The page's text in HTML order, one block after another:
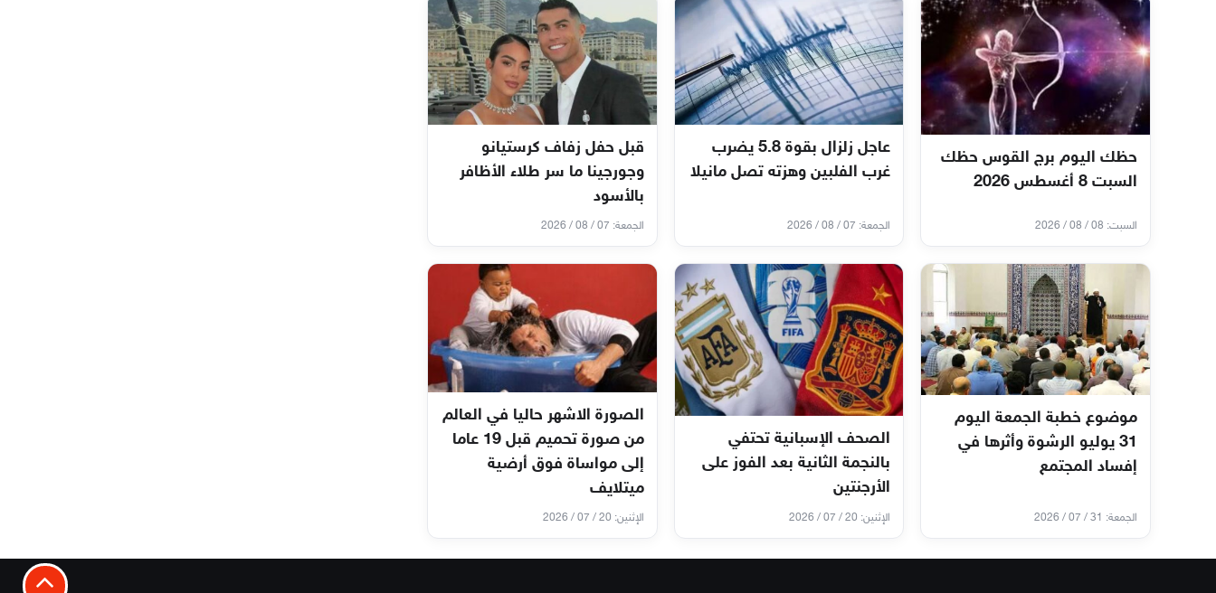
حظك اليوم برج القوس حظك
السبت 8 أغسطس 2026
السبت: 08 / 08 / 2026
عاجل زلزال بقوة 5.8 يضرب
غرب الفلبين وهزته تصل مانيلا
الجمعة: 07 / 08 / 2026
قبل حفل زفاف كرستيانو
وجورجينا ما سر طلاء الأظافر
بالأسود
الجمعة: 07 / 08 / 2026
موضوع خطبة الجمعة اليوم
31 يوليو الرشوة وأثرها في
إفساد المجتمع
الجمعة: 31 / 07 / 2026
الصحف الإسبانية تحتفي
بالنجمة الثانية بعد الفوز على
الأرجنتين
الإثنين: 20 / 07 / 2026
الصورة الاشهر حاليا في العالم
من صورة تحميم قبل 19 عاما
إلى مواساة فوق أرضية
ميتلايف
الإثنين: 20 / 07 / 2026